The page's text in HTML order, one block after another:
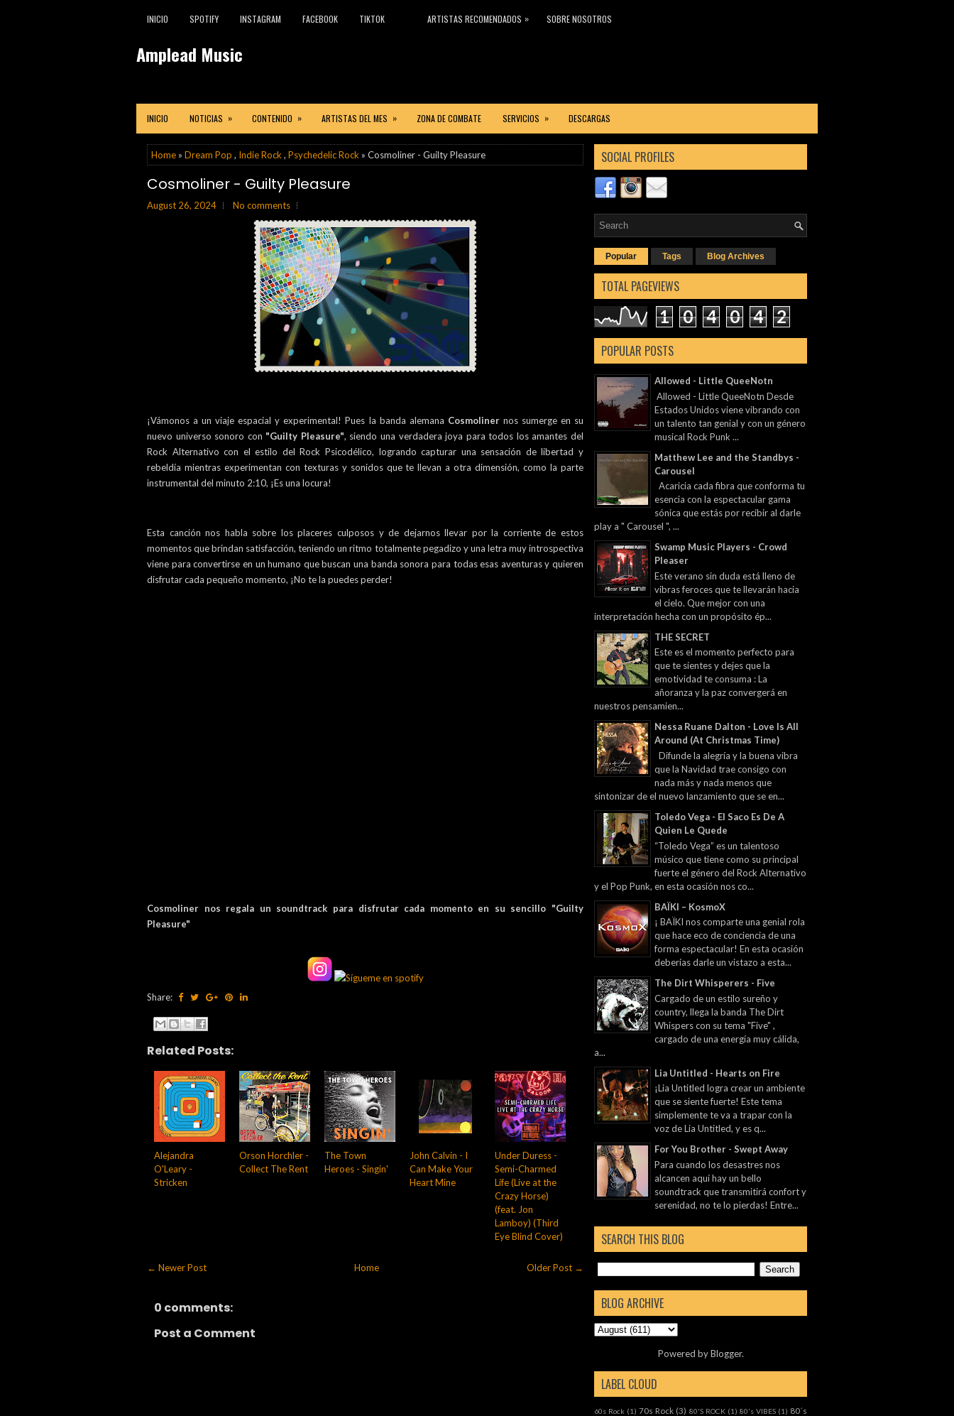
INICIO SPOTIFY INSTAGRAM FACEBOOK TIKTOK ARTISTAS RECOMENDADOS » SOBRE NOSOTROS
Amplead Music
INICIO NOTICIAS » CONTENIDO » ARTISTAS DEL MES » ZONA DE COMBATE SERVICIOS » DESCARGAS
Home » Dream Pop , Indie Rock , Psychedelic Rock » Cosmoliner - Guilty Pleasure
Cosmoliner - Guilty Pleasure
August 26, 2024 No comments
¡Vámonos a un viaje espacial y experimental! Pues la banda alemana Cosmoliner nos sumerge en su
nuevo universo sonoro con "Guilty Pleasure", siendo una verdadera joya para todos los amantes del
Rock Alternativo con el estilo del Rock Psicodélico, logrando capturar una sensación de libertad y
rebeldía mientras experimentan con texturas y sonidos que te llevan a otra dimensión, como la parte
instrumental del minuto 2:10, ¡Es una locura!
Esta canción nos habla sobre los placeres culposos y de dejarnos llevar por la corriente de estos
momentos que brindan satisfacción, teniendo un ritmo totalmente pegadizo y una letra muy introspectiva
viene para convertirse en un humano que buscan una banda sonora para todas esas aventuras y quieren
disfrutar cada pequeño momento, ¡No te la puedes perder!
Cosmoliner nos regala un soundtrack para disfrutar cada momento en su sencillo "Guilty
Pleasure"
Share:
Related Posts:
Alejandra
O'Leary -
Stricken
Orson Horchler -
Collect The Rent
The Town
Heroes - Singin'
John Calvin - I
Can Make Your
Heart Mine
Under Duress -
Semi-Charmed
Life (Live at the
Crazy Horse)
(feat. Jon
Lamboy) (Third
Eye Blind Cover)
← Newer Post Older Post →
Home
0 comments:
Post a Comment
SOCIAL PROFILES
Popular Tags Blog Archives
TOTAL PAGEVIEWS
1 0 4 0 4 2
POPULAR POSTS
Allowed - Little QueeNotn
Allowed - Little QueeNotn Desde
Estados Unidos viene vibrando con
un talento tan genial y con un género
musical Rock Punk ...
Matthew Lee and the Standbys -
Carousel
Acaricia cada fibra que conforma tu
esencia con la espectacular gama
sónica que estás por recibir al darle
play a " Carousel ", ...
Swamp Music Players - Crowd
Pleaser
Este verano sin duda está lleno de
vibras feroces que te llevarán hacia
el cielo. Que mejor con una
interpretación hecha con un propósito ép...
THE SECRET
Este es el momento perfecto para
que te sientes y dejes que la
emotividad te consuma : La
añoranza y la paz convergerá en
nuestros pensamien...
Nessa Ruane Dalton - Love Is All
Around (At Christmas Time)
Difunde la alegría y la buena vibra
que la Navidad trae consigo con
nada más y nada menos que
sintonizar de el nuevo lanzamiento que se en...
Toledo Vega - El Saco Es De A
Quien Le Quede
“Toledo Vega” es un talentoso
músico que tiene como su principal
fuerte el género del Rock Alternativo
y el Pop Punk, en esta ocasión nos co...
BAÏKI – KosmoX
¡ BAÏKI nos comparte una genial rola
que hace eco de conciencia de una
forma espectacular! En esta ocasión
deberías darle un vistazo a esta...
The Dirt Whisperers - Five
Cargado de un estilo sureño y
country, llega la banda The Dirt
Whispers con su tema "Five" ,
cargado de una energía muy cálida,
a...
Lia Untitled - Hearts on Fire
¡Lia Untitled logra crear un ambiente
que se siente fuerte! Este tema
simplemente te va a trapar con la
voz de Lia Untitled, y es q...
For You Brother - Swept Away
Para cuando los desastres nos
alcancen aquí hay un bello
soundtrack que transmitirá confort y
serenidad, no te lo pierdas! Entre...
SEARCH THIS BLOG
BLOG ARCHIVE
Powered byBlogger.
LABEL CLOUD
60s Rock (1) 70s Rock (3) 80'S ROCK (1) 80's VIBES (1) 80´s